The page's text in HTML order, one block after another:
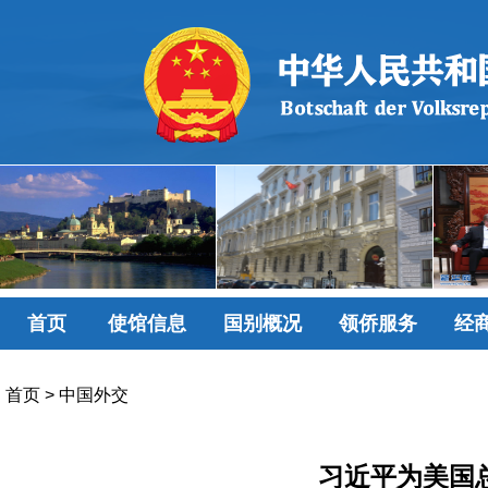
首页 使馆信息 国别概况 领侨服务 经
首页 > 中国外交
习近平为美国